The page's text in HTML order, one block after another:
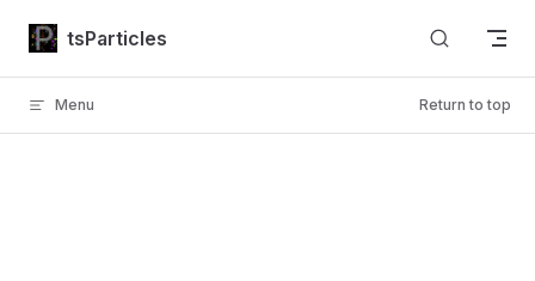
Skip to content
tsParticles
Menu Return to top